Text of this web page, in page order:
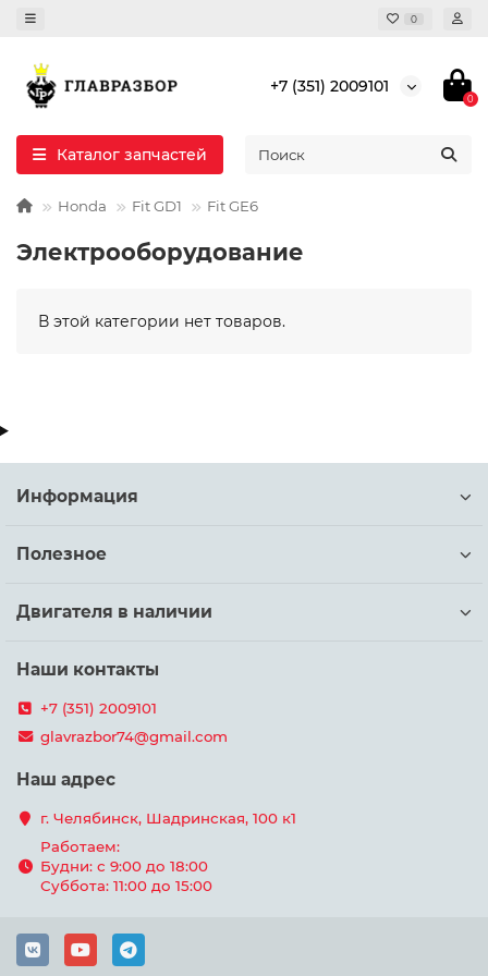
0
+7 (351) 2009101
0
Каталог запчастей
Honda Fit GD1 Fit GE6
Электрооборудование
В этой категории нет товаров.
Информация
Полезное
Двигателя в наличии
Наши контакты
+7 (351) 2009101
glavrazbor74@gmail.com
Наш адрес
г. Челябинск, Шадринская, 100 к1
Работаем:
Будни: с 9:00 до 18:00
Суббота: 11:00 до 15:00